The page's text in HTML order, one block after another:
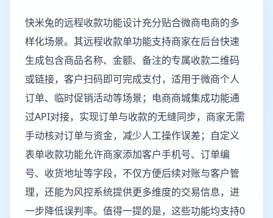
快米兔的远程收款功能设计充分贴合微商电商的多
样化场景。其远程收款单功能支持商家在后台快速
生成包含商品名称、金额、备注的专属收款二维码
或链接，客户扫码即可完成支付，适用于微商个人
订单、临时促销活动等场景；电商商城集成功能通
过API对接，实现订单与收款的无缝同步，商家无需
手动核对订单与资金，减少人工操作误差；自定义
表单收款功能允许商家添加客户手机号、订单编
号、收货地址等字段，不仅方便后续对账与客户管
理，还能为风控系统提供更多维度的交易信息，进
一步降低误判率。值得一提的是，这些功能均支持0